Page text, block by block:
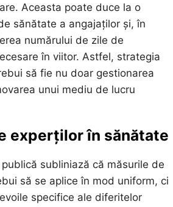
Aceasta poate duce la o
sănătate a angajaților și, în
numărului de zile de
în viitor. Astfel, strategia
să fie nu doar gestionarea
unui mediu de lucru
experților în sănătate
subliniază că măsurile de
să se aplice în mod uniform, ci
specifice ale diferitelor